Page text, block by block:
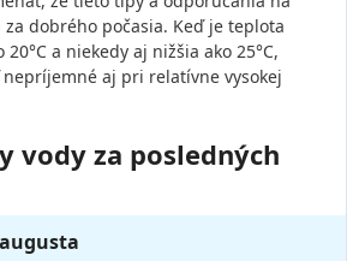
dobrého počasia. Keď je teplota
a niekedy aj nižšia ako 25°C,
aj pri relatívne vysokej
vody za posledných